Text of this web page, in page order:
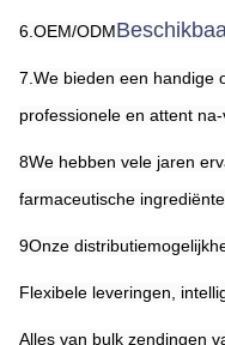
6.OEM/ODM
7.We bieden een handige
professionele en attent
8We hebben vele jaren
farmaceutische
9Onze
Flexibele leveringen,
Alles van bulk zendingen